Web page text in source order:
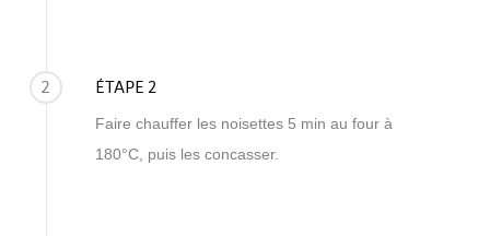
2 ÉTAPE 2
Faire chauffer les noisettes 5 min au four à
180°C, puis les concasser.